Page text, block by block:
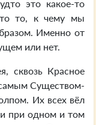
это какое-то
то, к чему мы
Именно от
или нет.
сквозь Красное
Существом-
Их всех вёл
при одном и том